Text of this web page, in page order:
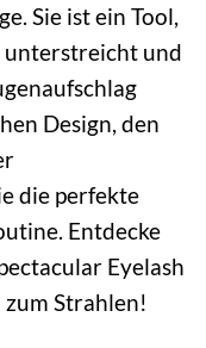
Sie ist ein Tool,
unterstreicht und
Design, den
die perfekte
Entdecke
Eyelash
Strahlen!